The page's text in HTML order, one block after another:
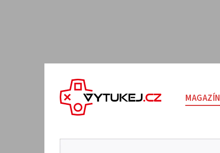
MAGAZÍN